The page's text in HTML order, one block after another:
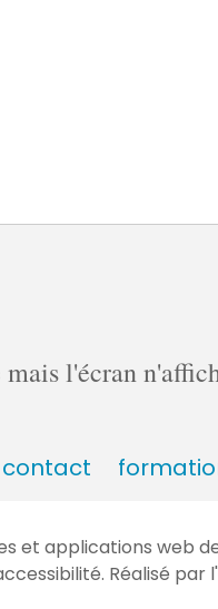
l'écran
contact
et applications web
Réalisé par